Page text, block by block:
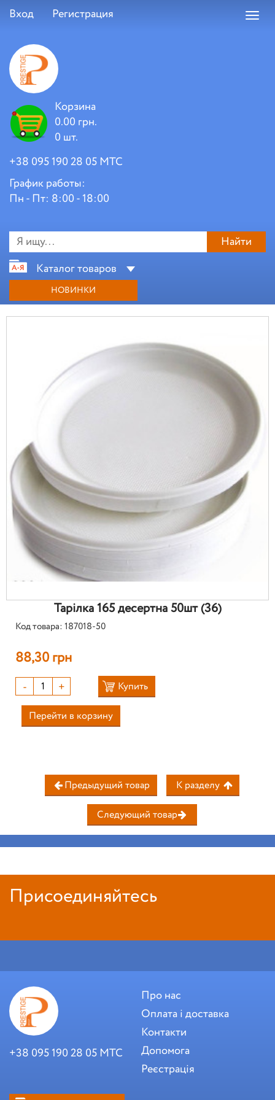
Вход Регистрация
Корзина
0.00 грн.
0 шт.
+38 095 190 28 05 МТС
График работы:
Пн - Пт: 8:00 - 18:00
Найти
Каталог товаров
НОВИНКИ
Тарілка 165 десертна 50шт (36)
Код товара: 187018-50
88,30 грн
- + Купить
Перейти в корзину
Предыдущий товар К разделу
Следующий товар
Присоединяйтесь
+38 095 190 28 05 МТС
Про нас
Оплата і доставка
Контакти
Допомога
Реєстрація